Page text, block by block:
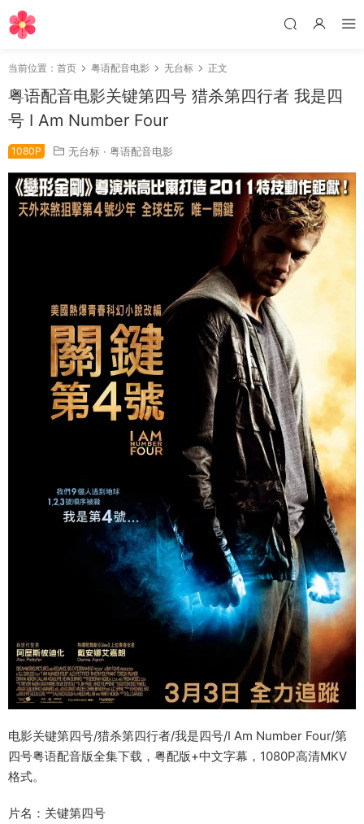
当前位置： 首页 粤语配音电影 无台标 正文
粤语配音电影关键第四号 猎杀第四行者 我是四
号 I Am Number Four
1080P 无台标 · 粤语配音电影
电影关键第四号/猎杀第四行者/我是四号/I Am Number Four/第
四号粤语配音版全集下载，粤配版+中文字幕，1080P高清MKV
格式。
片名：关键第四号